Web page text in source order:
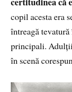
copil acesta era
întreagă
principali.
în scenă